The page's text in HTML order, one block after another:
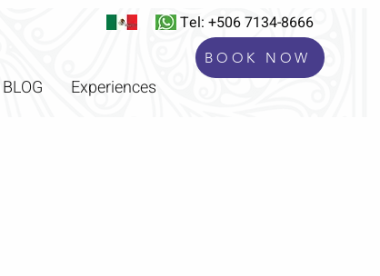
Tel: +506 7134-8666
BOOK NOW
BLOG Experiences